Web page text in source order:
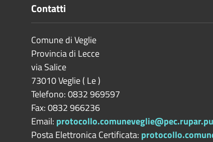
Contatti
Comune di Veglie
Provincia di Lecce
via Salice
73010Veglie( Le)
Telefono: 0832 969597
Fax: 0832 966236
Email:
Posta Elettronica Certificata: